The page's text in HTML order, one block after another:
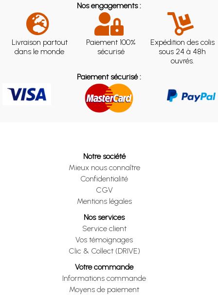
Nos engagements :
Livraison partout
dans le monde
Paiement 100%
sécurisé
Expédition des colis
sous 24 à 48h
ouvrés.
Paiement sécurisé :
Notre société
Mieux nous connaître
Confidentialité
CGV
Mentions légales
Nos services
Service client
Vos témoignages
Clic & Collect (DRIVE)
Votre commande
Informations commande
Moyens de paiement